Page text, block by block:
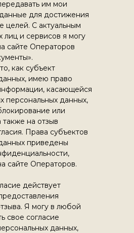
им мои
для достижения
целей. С актуальным
лиц и сервисов я могу
сайте Операторов
как субъект
имею право
касающейся
персональных данных,
или
на отзыв
Права субъектов
приведены
сайте Операторов.
действует
Я могу в любой
свое согласие
данных,
в родословную
книги
исследованных